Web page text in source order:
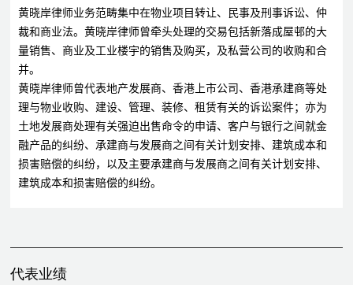
黄晓岸律师业务范畴集中在物业项目转让、民事及刑事诉讼、仲
裁和商业法。黄晓岸律师曾牵头处理的交易包括新落成屋邨的大
量销售、商业及工业楼宇的销售及购买，及私营公司的收购和合
并。
黄晓岸律师曾代表地产发展商、香港上市公司、香港承建商等处
理与物业收购、建设、管理、装修、租赁有关的诉讼案件；亦为
土地发展商处理有关强迫出售命令的申请、客户与银行之间就金
融产品的纠纷、承建商与发展商之间有关计划安排、建筑成本和
损害赔偿的纠纷，以及主要承建商与发展商之间有关计划安排、
建筑成本和损害赔偿的纠纷。
代表业绩